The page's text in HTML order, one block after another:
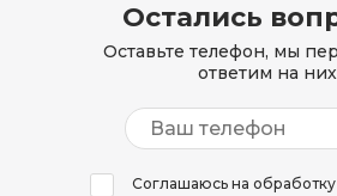
Остались
Оставьте телефон, мы
ответим на
Соглашаюсь на